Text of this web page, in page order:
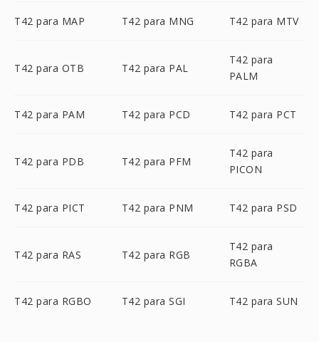
T42 para MAP T42 para MNG T42 para MTV
T42 para OTB T42 para PAL
T42 para
PALM
T42 para PAM T42 para PCD T42 para PCT
T42 para PDB T42 para PFM
T42 para
PICON
T42 para PICT T42 para PNM T42 para PSD
T42 para RAS T42 para RGB
T42 para
RGBA
T42 para RGBO T42 para SGI T42 para SUN